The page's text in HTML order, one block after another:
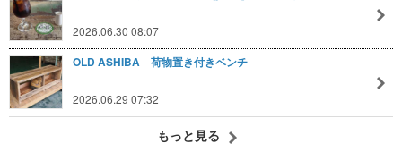
2026.06.30 08:07
OLD ASHIBA 荷物置き付きベンチ
2026.06.29 07:32
もっと見る